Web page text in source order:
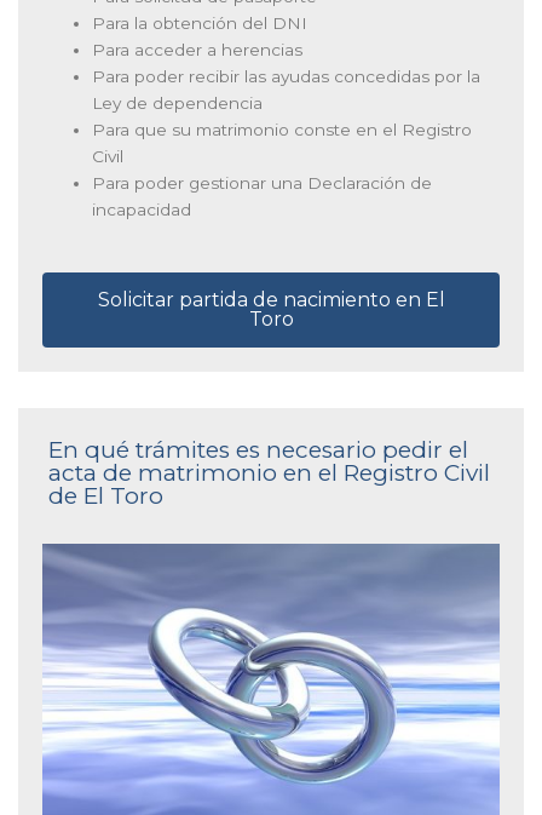
Para la obtención del DNI
Para acceder a herencias
Para poder recibir las ayudas concedidas por la
Ley de dependencia
Para que su matrimonio conste en el Registro
Civil
Para poder gestionar una Declaración de
incapacidad
Solicitar partida de nacimiento en El
Toro
En qué trámites es necesario pedir el
acta de matrimonio en el Registro Civil
de El Toro